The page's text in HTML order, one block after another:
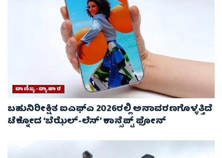
ವಾಣಿಜ್ಯ-ವ್ಯಾಪಾರ
ಬಹುನಿರೀಕ್ಷಿತ ಐಎಫ್‌ಎ 2026ರಲ್ಲಿ ಅನಾವರಣಗೊಳ್ಳತ್ತಿದೆ
ಟೆಕ್ನೋದ ‘ಬೆಝೆಲ್-ಲೆಸ್’ ಕಾನ್ಸೆಪ್ಟ್ ಫೋನ್